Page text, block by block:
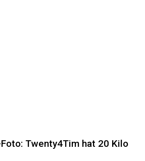
Twenty4Tim hat 20 Kilo